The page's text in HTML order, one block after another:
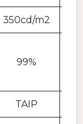
350cd/m2
99%
TAIP